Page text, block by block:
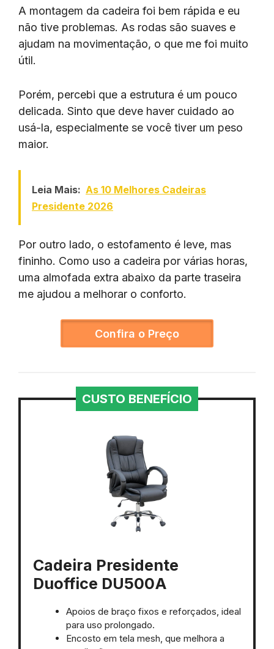
A montagem da cadeira foi bem rápida e eu
não tive problemas. As rodas são suaves e
ajudam na movimentação, o que me foi muito
útil.
Porém, percebi que a estrutura é um pouco
delicada. Sinto que deve haver cuidado ao
usá-la, especialmente se você tiver um peso
maior.
Leia Mais: As 10 Melhores Cadeiras
Presidente 2026
Por outro lado, o estofamento é leve, mas
fininho. Como uso a cadeira por várias horas,
uma almofada extra abaixo da parte traseira
me ajudou a melhorar o conforto.
Confira o Preço
CUSTO BENEFÍCIO
Cadeira Presidente
Duoffice DU500A
Apoios de braço fixos e reforçados, ideal
para uso prolongado.
Encosto em tela mesh, que melhora a